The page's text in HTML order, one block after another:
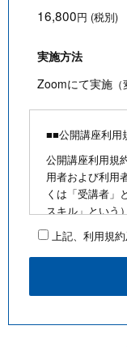
16,800円 (税別)
実施方法
Zoomにて実施
■■公開講座利用
公開講座利用規
用者および利用
くは「受講者」
スキル」という
「公開講座」と
していただく事
■公開講座お申
・最少催行人数
とします
上記、利用規約